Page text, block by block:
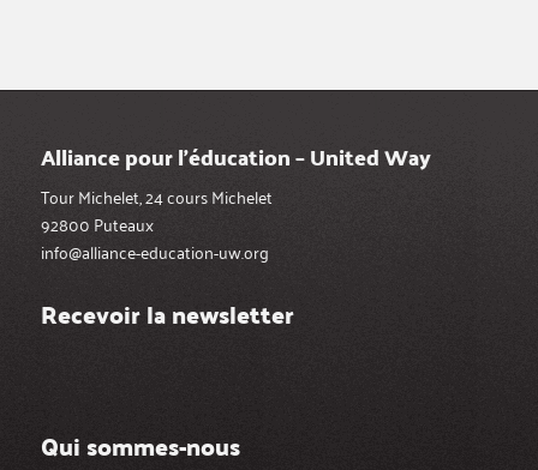
Alliance pour l’éducation – United Way
Tour Michelet, 24 cours Michelet
92800 Puteaux
info@alliance-education-uw.org
Recevoir la newsletter
Qui sommes-nous